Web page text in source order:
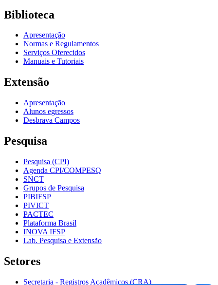
Biblioteca
Apresentação
Normas e Regulamentos
Serviços Oferecidos
Manuais e Tutoriais
Extensão
Apresentação
Alunos egressos
Desbrava Campos
Pesquisa
Pesquisa (CPI)
Agenda CPI/COMPESQ
SNCT
Grupos de Pesquisa
PIBIFSP
PIVICT
PACTEC
Plataforma Brasil
INOVA IFSP
Lab. Pesquisa e Extensão
Setores
Secretaria - Registros Acadêmicos (CRA)